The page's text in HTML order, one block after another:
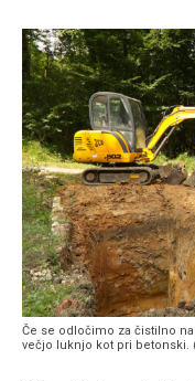
Če se odločimo za čistilno
večjo luknjo kot pri betonski.